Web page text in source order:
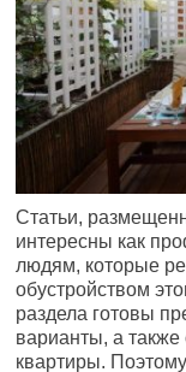
Статьи,
интересны как
людям, которые
обустройством
раздела готовы
варианты, а
квартиры.